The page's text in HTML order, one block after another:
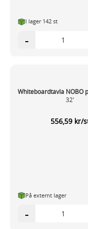
I lager 142 st
-
Whiteboardtavla NOBO
32'
556,59 kr/
På externt lager
-